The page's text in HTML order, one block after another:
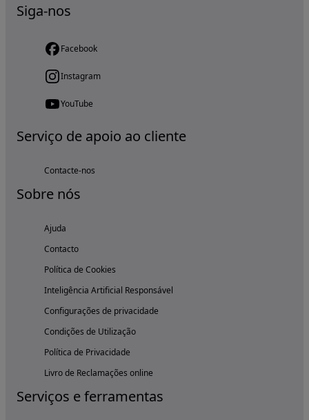
Siga-nos
Facebook
Instagram
YouTube
Serviço de apoio ao cliente
Contacte-nos
Sobre nós
Ajuda
Contacto
Política de Cookies
Inteligência Artificial Responsável
Configurações de privacidade
Condições de Utilização
Política de Privacidade
Livro de Reclamações online
Serviços e ferramentas